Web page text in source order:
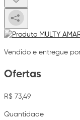
Vendido e entregue
Ofertas
R$ 73,49
Quantidade